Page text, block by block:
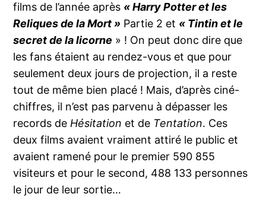
films de l’année après « Harry Potter et les
Reliques de la Mort » Partie 2 et « Tintin et le
secret de la licorne » ! On peut donc dire que
les fans étaient au rendez-vous et que pour
seulement deux jours de projection, il a reste
tout de même bien placé ! Mais, d’après ciné-
chiffres, il n’est pas parvenu à dépasser les
records deHésitation et de Tentation. Ces
deux films avaient vraiment attiré le public et
avaient ramené pour le premier 590 855
visiteurs et pour le second, 488 133 personnes
le jour de leur sortie…